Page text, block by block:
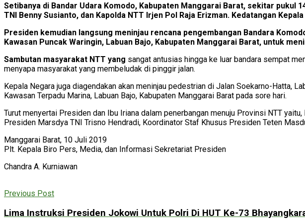
Setibanya di Bandar Udara Komodo, Kabupaten Manggarai Barat, sekitar pukul
TNI Benny Susianto, dan Kapolda NTT Irjen Pol Raja Erizman. Kedatangan
Presiden kemudian langsung meninjau rencana pengembangan Bandara
Kawasan Puncak Waringin, Labuan Bajo, Kabupaten Manggarai Barat, untuk
Sambutan masyarakat NTT yang sangat antusias hingga ke luar bandara sempat
menyapa masyarakat yang membeludak di pinggir jalan.
Kepala Negara juga diagendakan akan meninjau pedestrian di Jalan Soekarno-Hatta,
Kawasan Terpadu Marina, Labuan Bajo, Kabupaten Manggarai Barat pada sore hari.
Turut menyertai Presiden dan Ibu Iriana dalam penerbangan menuju Provinsi NTT
Presiden Marsdya TNI Trisno Hendradi, Koordinator Staf Khusus Presiden Teten
Manggarai Barat, 10 Juli 2019
Plt. Kepala Biro Pers, Media, dan Informasi Sekretariat Presiden
Chandra A. Kurniawan
Previous Post
Lima Instruksi Presiden Jokowi Untuk Polri Di HUT Ke-73